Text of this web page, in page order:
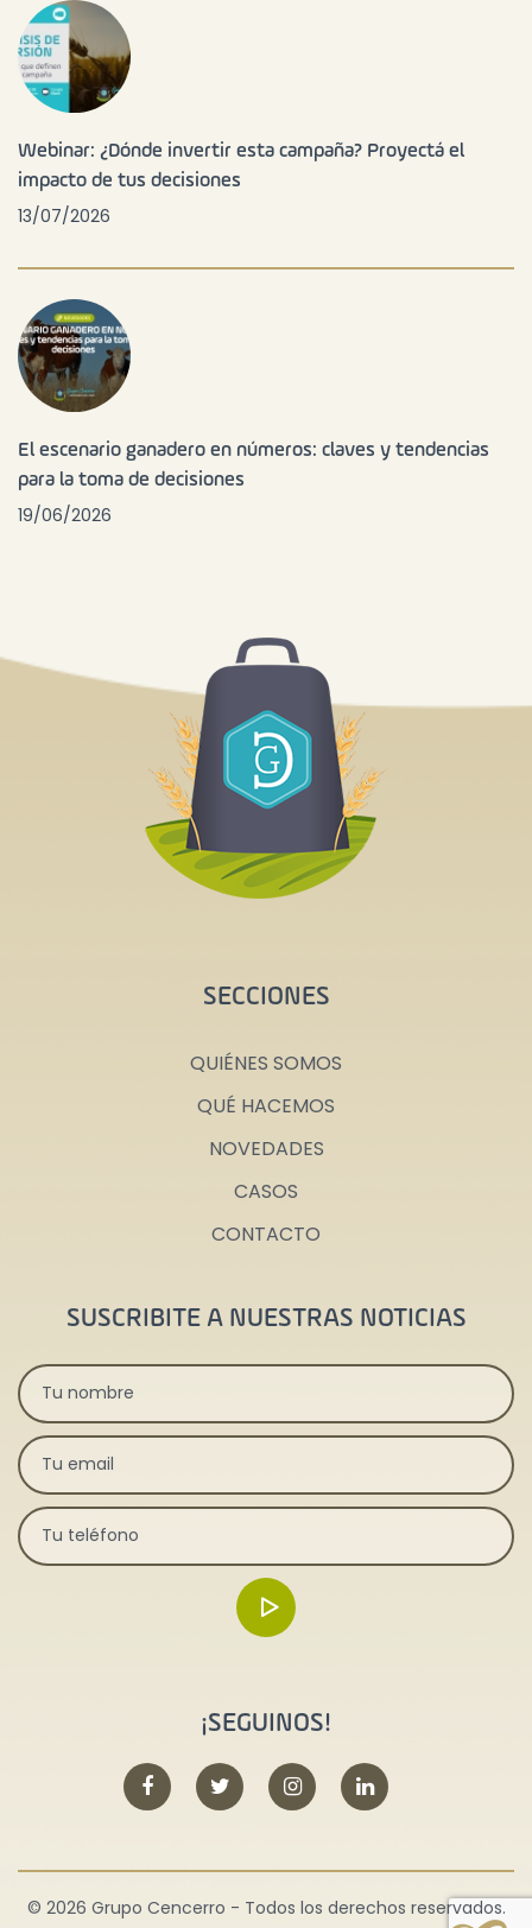
Webinar: ¿Dónde invertir esta campaña? Proyectá el
impacto de tus decisiones
13/07/2026
El escenario ganadero en números: claves y tendencias
para la toma de decisiones
19/06/2026
SECCIONES
QUIÉNES SOMOS
QUÉ HACEMOS
NOVEDADES
CASOS
CONTACTO
SUSCRIBITE A NUESTRAS NOTICIAS
¡SEGUINOS!
© 2026 Grupo Cencerro - Todos los derechos reservados.